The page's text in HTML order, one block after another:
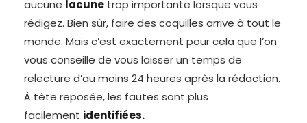
aucune lacune trop importante lorsque vous
rédigez. Bien sûr, faire des coquilles arrive à tout le
monde. Mais c’est exactement pour cela que l’on
vous conseille de vous laisser un temps de
relecture d’au moins 24 heures après la rédaction.
À tête reposée, les fautes sont plus
facilement identifiées.